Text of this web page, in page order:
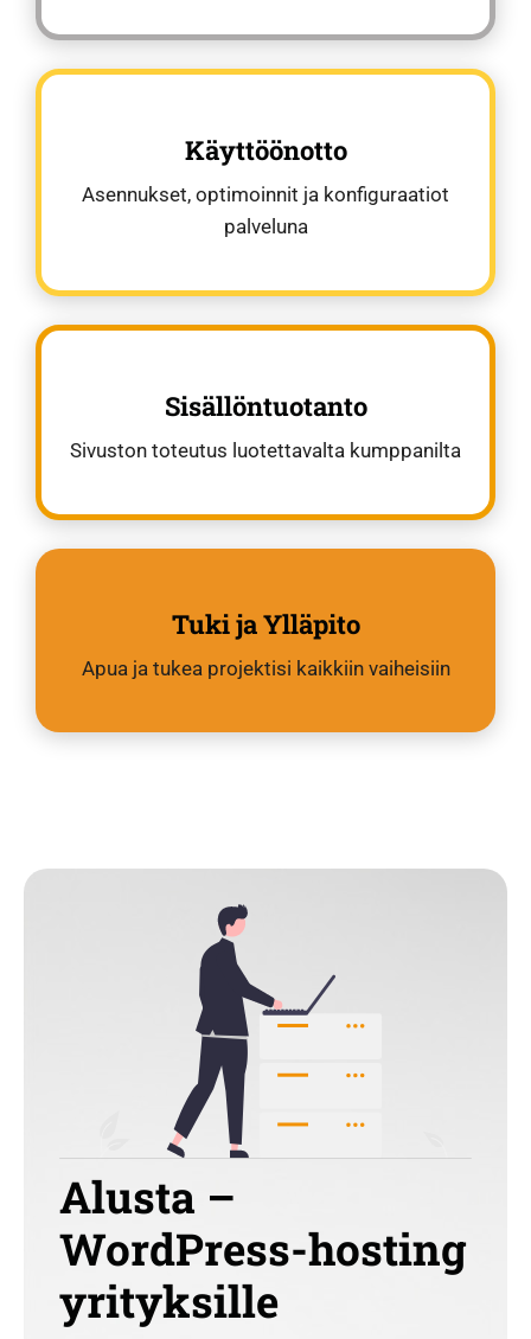
Käyttöönotto
Asennukset, optimoinnit ja konfiguraatiot
palveluna
Sisällöntuotanto
Sivuston toteutus luotettavalta kumppanilta
Tuki ja Ylläpito
Apua ja tukea projektisi kaikkiin vaiheisiin
Alusta –
WordPress-hosting
yrityksille